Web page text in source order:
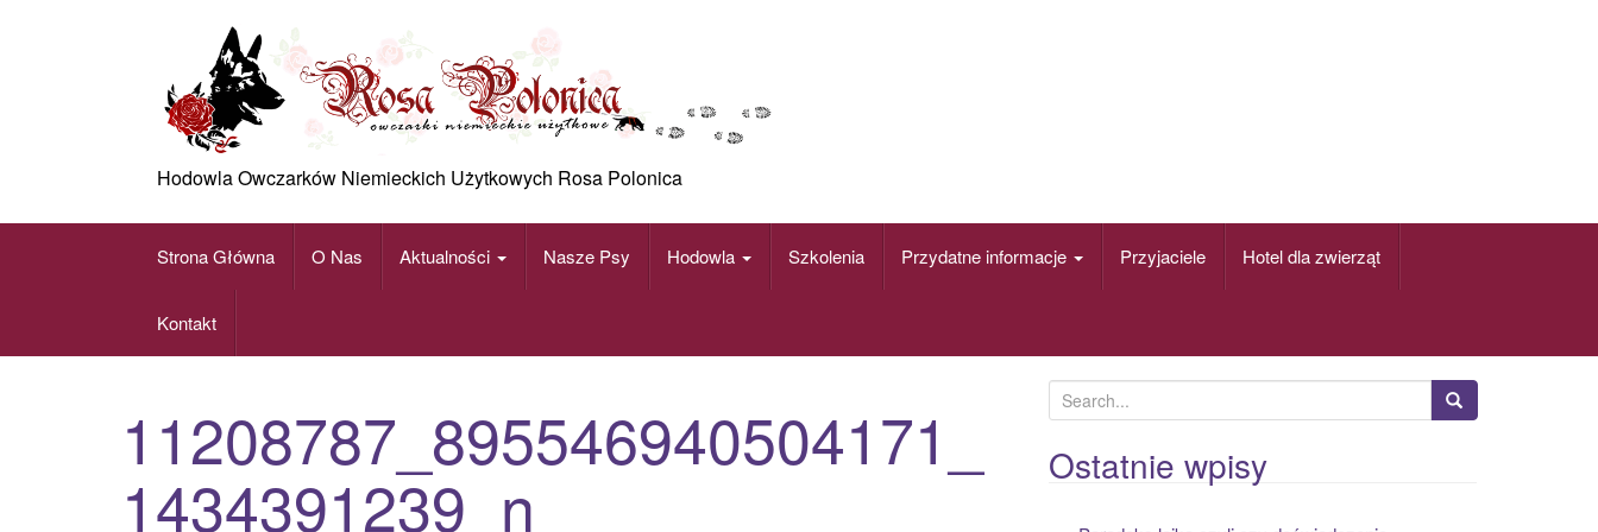
Hodowla Owczarków Niemieckich Użytkowych Rosa Polonica
Strona Główna O Nas Aktualności Nasze Psy Hodowla Szkolenia Przydatne informacje Przyjaciele Hotel dla zwierząt
Kontakt
11208787_895546940504171_
1434391239_n
e
a
r
Ostatnie wpisy